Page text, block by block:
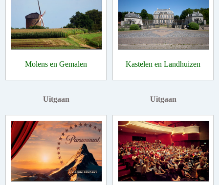
Molens en Gemalen Kastelen en Landhuizen
Uitgaan Uitgaan